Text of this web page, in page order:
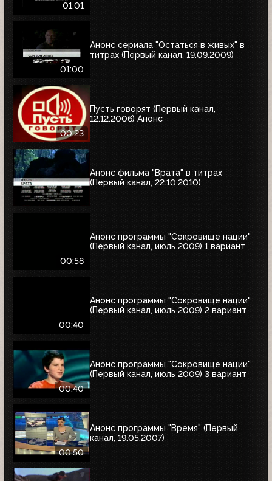
01:01
01:00
Анонс сериала "Остаться в живых" в
титрах (Первый канал, 19.09.2009)
00:23
Пусть говорят (Первый канал,
12.12.2006) Анонс
Анонс фильма "Врата" в титрах
(Первый канал, 22.10.2010)
00:58
Анонс программы "Сокровище нации"
(Первый канал, июль 2009) 1 вариант
00:40
Анонс программы "Сокровище нации"
(Первый канал, июль 2009) 2 вариант
00:40
Анонс программы "Сокровище нации"
(Первый канал, июль 2009) 3 вариант
00:50
Анонс программы "Время" (Первый
канал, 19.05.2007)